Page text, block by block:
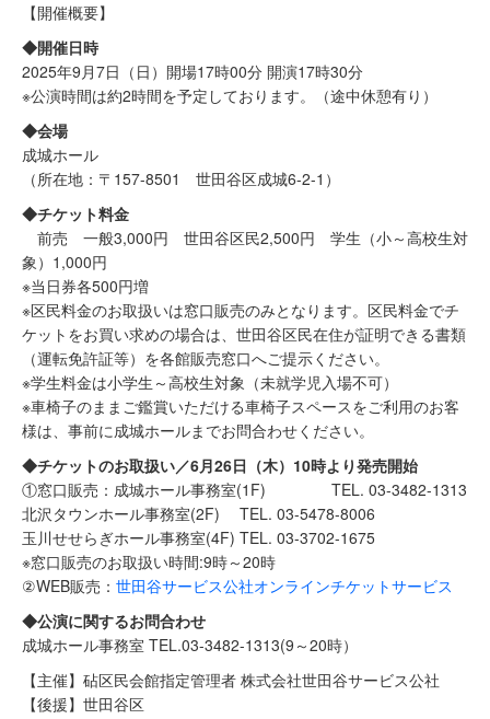
【開催概要】
◆開催日時
2025年9月7日（日）開場17時00分 開演17時30分
※公演時間は約2時間を予定しております。（途中休憩有り）
◆会場
成城ホール
（所在地：〒157-8501 世田谷区成城6-2-1）
◆チケット料金
前売 一般3,000円 世田谷区民2,500円 学生（小～高校生対
象）1,000円
※当日券各500円増
※区民料金のお取扱いは窓口販売のみとなります。区民料金でチ
ケットをお買い求めの場合は、世田谷区民在住が証明できる書類
（運転免許証等）を各館販売窓口へご提示ください。
※学生料金は小学生～高校生対象（未就学児入場不可）
※車椅子のままご鑑賞いただける車椅子スペースをご利用のお客
様は、事前に成城ホールまでお問合わせください。
◆チケットのお取扱い／6月26日（木）10時より発売開始
①窓口販売：成城ホール事務室(1F) TEL. 03-3482-1313
北沢タウンホール事務室(2F) TEL. 03-5478-8006
玉川せせらぎホール事務室(4F) TEL. 03-3702-1675
※窓口販売のお取扱い時間:9時～20時
②WEB販売： 世田谷サービス公社オンラインチケットサービス
◆公演に関するお問合わせ
成城ホール事務室 TEL.03-3482-1313(9～20時）
【主催】砧区民会館指定管理者 株式会社世田谷サービス公社
【後援】世田谷区